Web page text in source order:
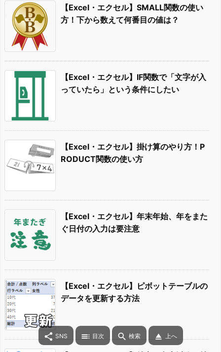
【Excel・エクセル】SMALL関数の使い
方！下から数えて何番目の値は？
【Excel・エクセル】IF関数で「文字が入
っていたら」という条件にしたい
【Excel・エクセル】掛け算のやり方！P
RODUCT関数の使い方
【Excel・エクセル】年末年始、年をまた
ぐ日付の入力は要注意
【Excel・エクセル】ピボットテーブルの
データを更新する方法
 SNS  目次  検索  上へ